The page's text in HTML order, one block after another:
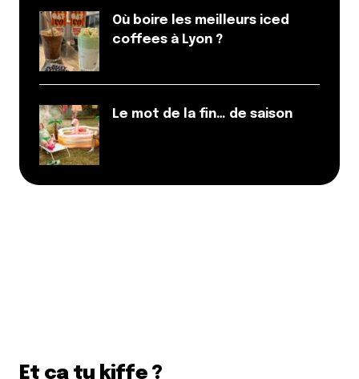
Où boire les meilleurs iced
coffees à Lyon ?
Le mot de la fin… de saison
Et ça tu kiffe ?